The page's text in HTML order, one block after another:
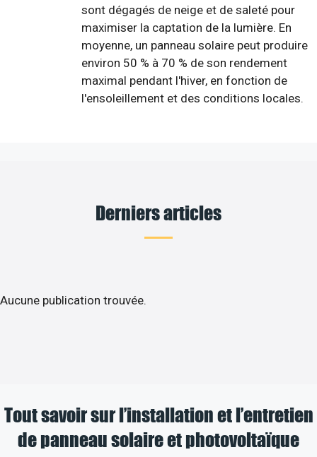
sont dégagés de neige et de saleté pour
maximiser la captation de la lumière. En
moyenne, un panneau solaire peut produire
environ 50 % à 70 % de son rendement
maximal pendant l'hiver, en fonction de
l'ensoleillement et des conditions locales.
Derniers articles
Aucune publication trouvée.
Tout savoir sur l’installation et l’entretien
de panneau solaire et photovoltaïque